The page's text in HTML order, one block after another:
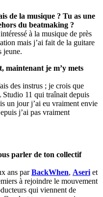
de la musique ? Tu as une
du beatmaking ?
à la musique de près
mais j’ai fait de la guitare
jeune.
maintenant je m’y mets
des instrus ; je crois que
Studio 11 qui traînait depuis
un jour j’ai eu vraiment envie
j’ai pas vraiment
parler de ton collectif
ans parBackWhen, Aseri et
à rejoindre le mouvement
qui viennent de